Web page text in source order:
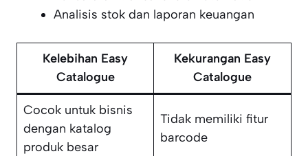
Analisis stok dan laporan keuangan
Kelebihan Easy
Catalogue
Kekurangan Easy
Catalogue
Cocok untuk bisnis
dengan katalog
produk besar
Tidak memiliki fitur
barcode